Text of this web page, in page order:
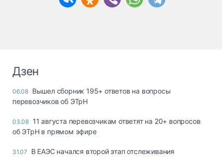
Дзен
06.08 Вышел сборник 195+ ответов на вопросы
перевозчиков об ЭТрН
03.08 11 августа перевозчикам ответят на 20+ вопросов
об ЭТрН в прямом эфире
31.07
В ЕАЭС начался второй этап отслеживания